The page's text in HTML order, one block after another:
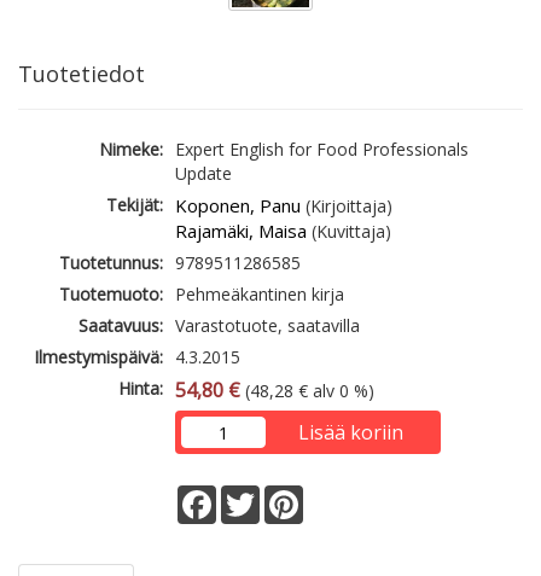
Tuotetiedot
Nimeke: Expert English for Food Professionals
Update
Tekijät: Koponen, Panu (Kirjoittaja)
Rajamäki, Maisa (Kuvittaja)
Tuotetunnus: 9789511286585
Tuotemuoto: Pehmeäkantinen kirja
Saatavuus: Varastotuote, saatavilla
Ilmestymispäivä: 4.3.2015
Hinta: 54,80 € (48,28 € alv 0 %)
Lisää koriin
Facebook
Twitter